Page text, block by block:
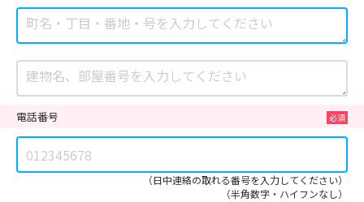
電話番号
（日中連絡の取れる番号を入力してください）
（半角数字・ハイフンなし）